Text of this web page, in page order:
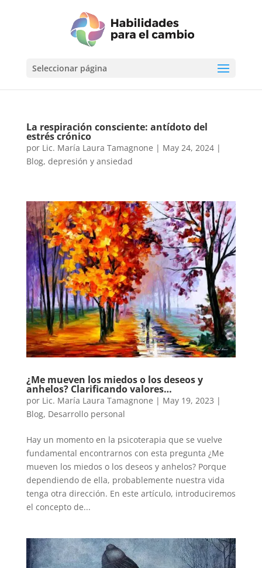
Seleccionar página
La respiración consciente: antídoto del
estrés crónico
por Lic. María Laura Tamagnone | May 24, 2024|
Blog, depresión y ansiedad
¿Me mueven los miedos o los deseos y
anhelos? Clarificando valores…
por Lic. María Laura Tamagnone | May 19, 2023 |
Blog, Desarrollo personal
Hay un momento en la psicoterapia que se vuelve
fundamental encontrarnos con esta pregunta ¿Me
mueven los miedos o los deseos y anhelos? Porque
dependiendo de ella, probablemente nuestra vida
tenga otra dirección. En este artículo, introduciremos
el concepto de...